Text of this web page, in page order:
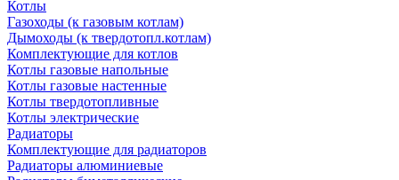
Котлы
Газоходы (к газовым котлам)
Дымоходы (к твердотопл.котлам)
Комплектующие для котлов
Котлы газовые напольные
Котлы газовые настенные
Котлы твердотопливные
Котлы электрические
Радиаторы
Комплектующие для радиаторов
Радиаторы алюминиевые